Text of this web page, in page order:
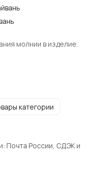
молнии в изделие.
категории
Почта России, СДЭК и